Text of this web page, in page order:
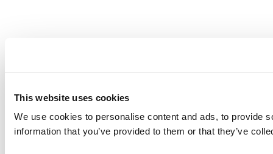
This website uses cookies
We use cookies to personalise content and ads, to provide
information that you’ve provided to them or that they’ve